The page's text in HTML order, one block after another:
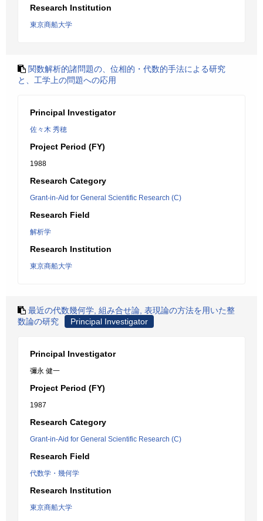
Research Institution
東京商船大学
関数解析的諸問題の、位相的・代数的手法による研究
と、工学上の問題への応用
Principal Investigator
佐々木 秀穂
Project Period (FY)
1988
Research Category
Grant-in-Aid for General Scientific Research (C)
Research Field
解析学
Research Institution
東京商船大学
最近の代数幾何学, 組み合せ論, 表現論の方法を用いた整
数論の研究
Principal Investigator
Principal Investigator
彌永 健一
Project Period (FY)
1987
Research Category
Grant-in-Aid for General Scientific Research (C)
Research Field
代数学・幾何学
Research Institution
東京商船大学